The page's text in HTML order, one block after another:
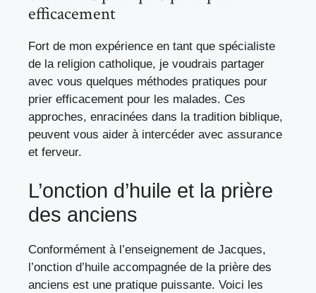
efficacement
Fort de mon expérience en tant que spécialiste
de la religion catholique, je voudrais partager
avec vous quelques méthodes pratiques pour
prier efficacement pour les malades. Ces
approches, enracinées dans la tradition biblique,
peuvent vous aider à intercéder avec assurance
et ferveur.
L’onction d’huile et la prière
des anciens
Conformément à l’enseignement de Jacques,
l’onction d’huile accompagnée de la prière des
anciens est une pratique puissante. Voici les